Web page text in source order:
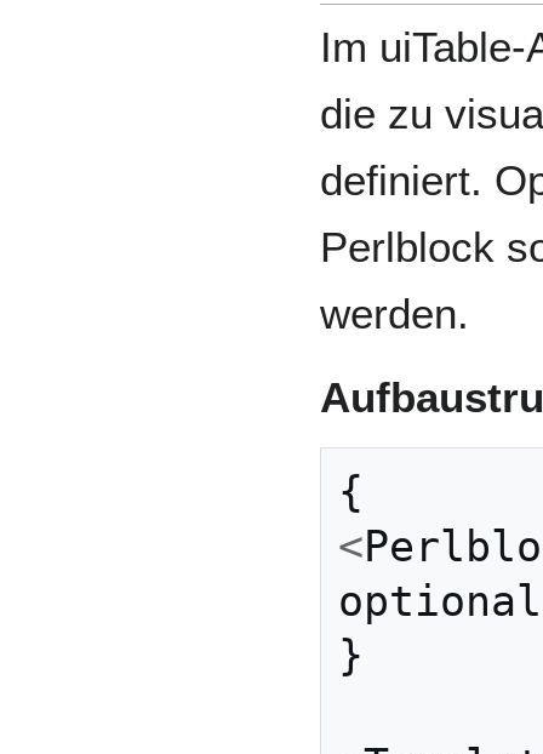
Im
die zu
definiert.
Perlblock
werden.
{
<
optional
}